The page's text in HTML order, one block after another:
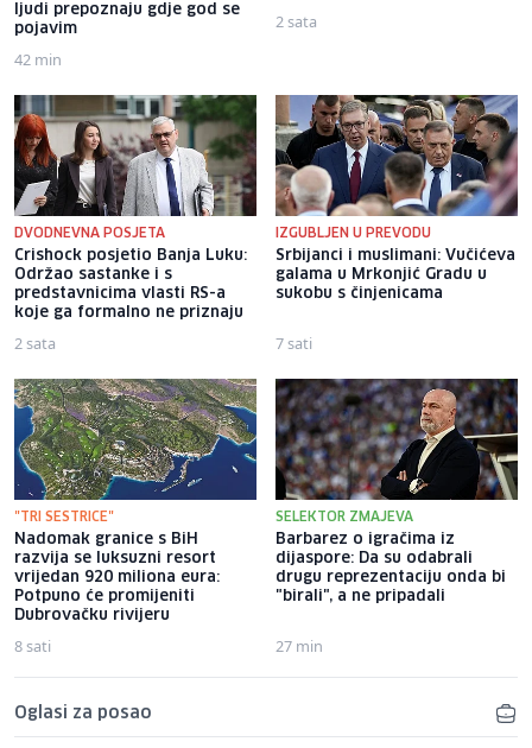
ljudi prepoznaju gdje god se
pojavim
42 min
2 sata
DVODNEVNA POSJETA
Crishock posjetio Banja Luku:
Održao sastanke i s
predstavnicima vlasti RS-a
koje ga formalno ne priznaju
2 sata
IZGUBLJEN U PREVODU
Srbijanci i muslimani: Vučićeva
galama u Mrkonjić Gradu u
sukobu s činjenicama
7 sati
"TRI SESTRICE"
Nadomak granice s BiH
razvija se luksuzni resort
vrijedan 920 miliona eura:
Potpuno će promijeniti
Dubrovačku rivijeru
8 sati
SELEKTOR ZMAJEVA
Barbarez o igračima iz
dijaspore: Da su odabrali
drugu reprezentaciju onda bi
"birali", a ne pripadali
27 min
Oglasi za posao